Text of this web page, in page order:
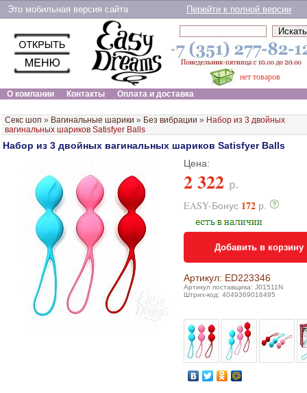
Это мобильная версия сайта Перейти к полной версии
нет товаров
О компании
Контакты Оплата и доставка
Секс шоп » Вагинальные шарики » Без вибрации » Набор из 3 двойных
вагинальных шариков Satisfyer Balls
Набор из 3 двойных вагинальных шариков Satisfyer Balls
Цена:
2 322 р.
EASY-Бонус 172 р.
Добавить в корзину
Артикул: ED223346
Артикул поставщика: J01511N
Штрих-код: 4049369016495